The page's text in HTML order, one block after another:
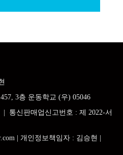
457, 3층 운동학교 (우) 05046
| 통신판매업신고번호 : 제 2022-서
| 개인정보책임자 : 김승현